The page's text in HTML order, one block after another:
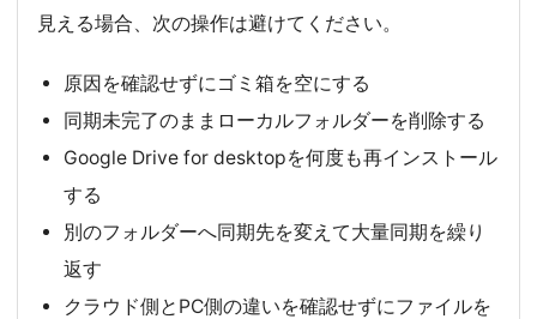
見える場合、次の操作は避けてください。
原因を確認せずにゴミ箱を空にする
同期未完了のままローカルフォルダーを削除する
Google Drive for desktopを何度も再インストール
する
別のフォルダーへ同期先を変えて大量同期を繰り
返す
クラウド側とPC側の違いを確認せずにファイルを